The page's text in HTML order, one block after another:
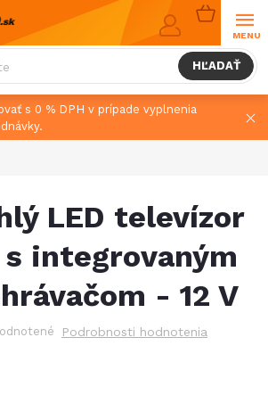
HĽADAŤ
KOŠÍK
s 0 % DPH v prípade vyplnenia
LED televízor
integrovaným
- 12 V
Podrobnosti hodnotenia